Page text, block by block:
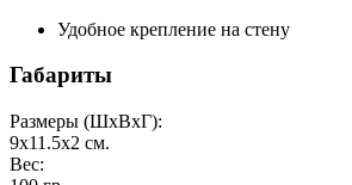
Удобное крепление на стену
Габариты
Размеры (ШxВxГ):
9x11.5x2 см.
Вес: